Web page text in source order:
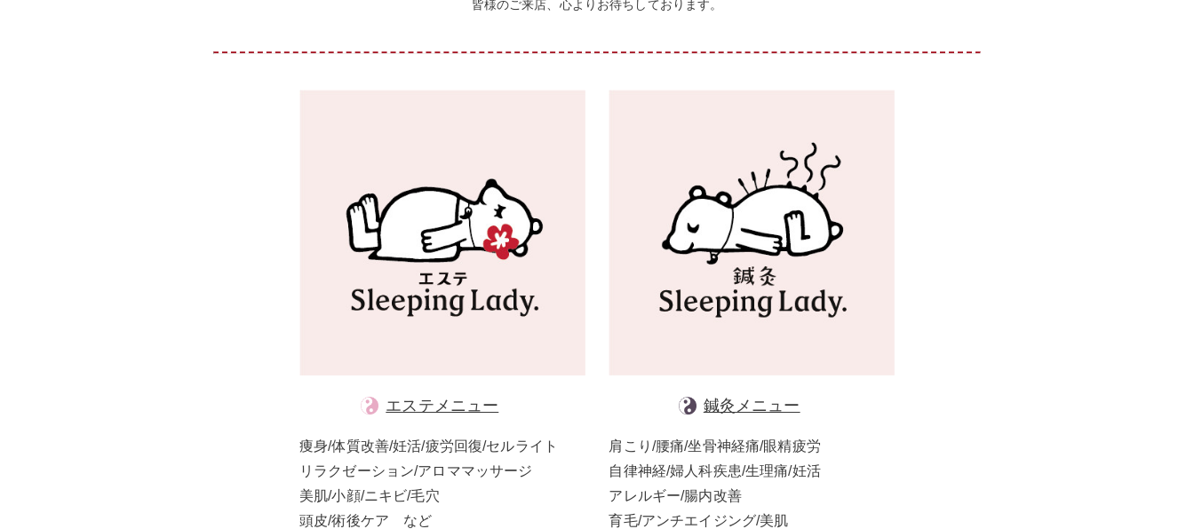
皆様のご来店、心よりお待ちしております。
エステメニュー
痩身/体質改善/妊活/疲労回復/セルライト
リラクゼーション/アロママッサージ
美肌/小顔/ニキビ/毛穴
頭皮/術後ケア など
鍼灸メニュー
肩こり/腰痛/坐骨神経痛/眼精疲労
自律神経/婦人科疾患/生理痛/妊活
アレルギー/腸内改善
育毛/アンチエイジング/美肌